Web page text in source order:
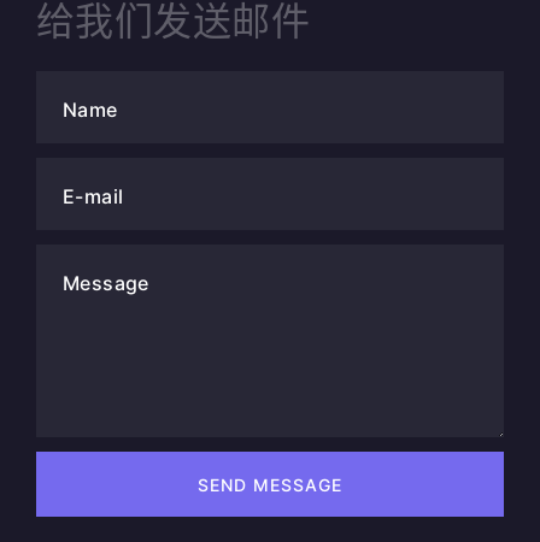
给我们发送邮件
Name
E-mail
Message
SEND MESSAGE